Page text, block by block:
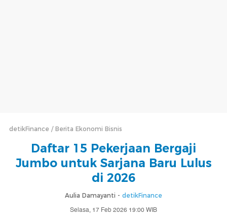
detikFinance Berita Ekonomi Bisnis
Daftar 15 Pekerjaan Bergaji
Jumbo untuk Sarjana Baru Lulus
di 2026
Aulia Damayanti - detikFinance
Selasa, 17 Feb 2026 19:00 WIB